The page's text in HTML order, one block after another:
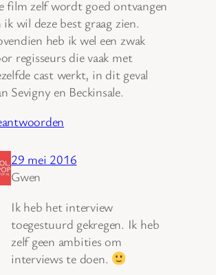
film zelf wordt goed ontvangen
ik wil deze best graag zien.
heb ik wel een zwak
regisseurs die vaak met
cast werkt, in dit geval
Sevigny en Beckinsale.
29 mei 2016
Gwen
Ik heb het interview
toegestuurd gekregen. Ik heb
zelf geen ambities om
interviews te doen.